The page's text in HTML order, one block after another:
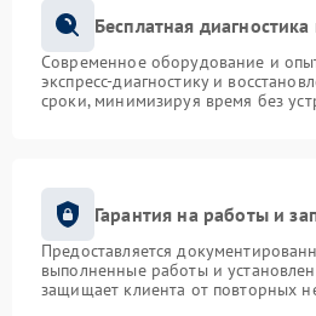
Бесплатная
Современное оборудование и
экспресс-диагностику и
сроки, минимизируя время без
Гарантия на работы и
Предоставляется
выполненные работы и
защищает клиента от повторных